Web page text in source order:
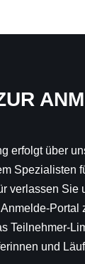
erfolgt über
Spezialisten
verlassen Sie
Portal
Teilnehmer-
und